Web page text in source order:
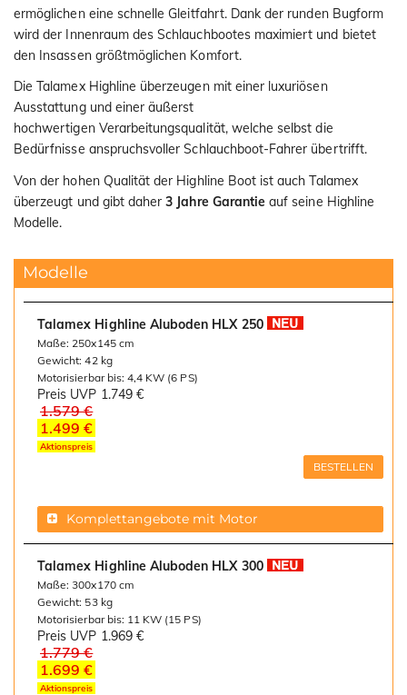
ermöglichen eine schnelle Gleitfahrt. Dank der runden Bugform
wird der Innenraum des Schlauchbootes maximiert und bietet
den Insassen größtmöglichen Komfort.
Die Talamex Highline überzeugen mit einer luxuriösen
Ausstattung und einer äußerst
hochwertigen Verarbeitungsqualität, welche selbst die
Bedürfnisse anspruchsvoller Schlauchboot-Fahrer übertrifft.
Von der hohen Qualität der Highline Boot ist auch Talamex
überzeugt und gibt daher3 Jahre Garantie auf seine Highline
Modelle.
Modelle
Talamex Highline Aluboden HLX 250
Maße: 250x145 cm
Gewicht: 42 kg
Motorisierbar bis: 4,4 KW (6 PS)
Preis UVP 1.749 €
1.579 €
1.499 €
Aktionspreis
BESTELLEN
Komplettangebote mit Motor
Talamex Highline Aluboden HLX 300
Maße: 300x170 cm
Gewicht: 53 kg
Motorisierbar bis: 11 KW (15 PS)
Preis UVP 1.969 €
1.779 €
1.699 €
Aktionspreis